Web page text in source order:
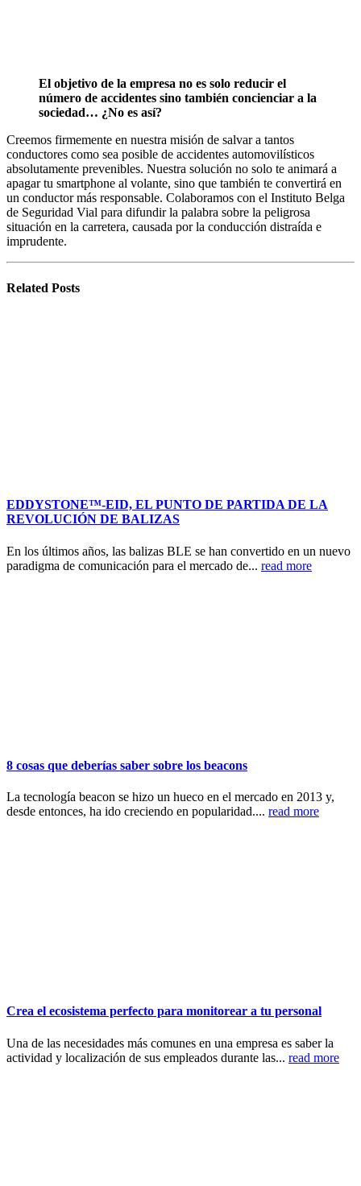
El objetivo de la empresa no es solo reducir el
número de accidentes sino también concienciar a la
sociedad… ¿No es así?
Creemos firmemente en nuestra misión de salvar a tantos
conductores como sea posible de accidentes automovilísticos
absolutamente prevenibles. Nuestra solución no solo te animará a
apagar tu smartphone al volante, sino que también te convertirá en
un conductor más responsable. Colaboramos con el Instituto Belga
de Seguridad Vial para difundir la palabra sobre la peligrosa
situación en la carretera, causada por la conducción distraída e
imprudente.
Related Posts
EDDYSTONE™-EID, EL PUNTO DE PARTIDA DE LA
REVOLUCIÓN DE BALIZAS
En los últimos años, las balizas BLE se han convertido en un nuevo
paradigma de comunicación para el mercado de... read more
8 cosas que deberías saber sobre los beacons
La tecnología beacon se hizo un hueco en el mercado en 2013 y,
desde entonces, ha ido creciendo en popularidad.... read more
Crea el ecosistema perfecto para monitorear a tu personal
Una de las necesidades más comunes en una empresa es saber la
actividad y localización de sus empleados durante las... read more